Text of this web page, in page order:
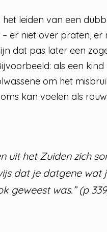
leiden van een
er niet over praten, er
dat pas later een
als een
om het
kan voelen als
uit het Zuiden zich
dat je datgene wat
geweest was.” (p